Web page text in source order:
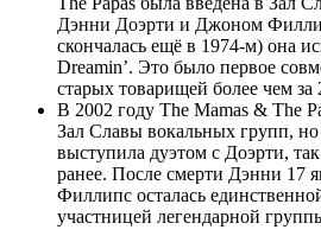
Дэнни Доэрти и Джоном
скончалась ещё в 1974-м) она
Dreamin’. Это было первое
старых товарищей более чем за
В 2002 году The Mamas & The
Зал Славы вокальных групп,
выступила дуэтом с Доэрти,
ранее. После смерти Дэнни 17
Филлипс осталась
участницей легендарной